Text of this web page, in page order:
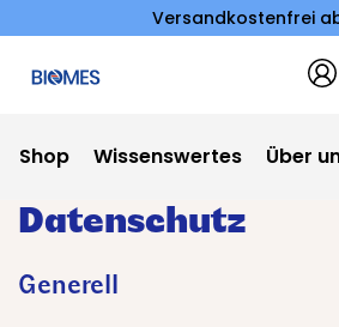
Versandkostenfrei
Shop Wissenswertes Über
Datenschutz
Generell